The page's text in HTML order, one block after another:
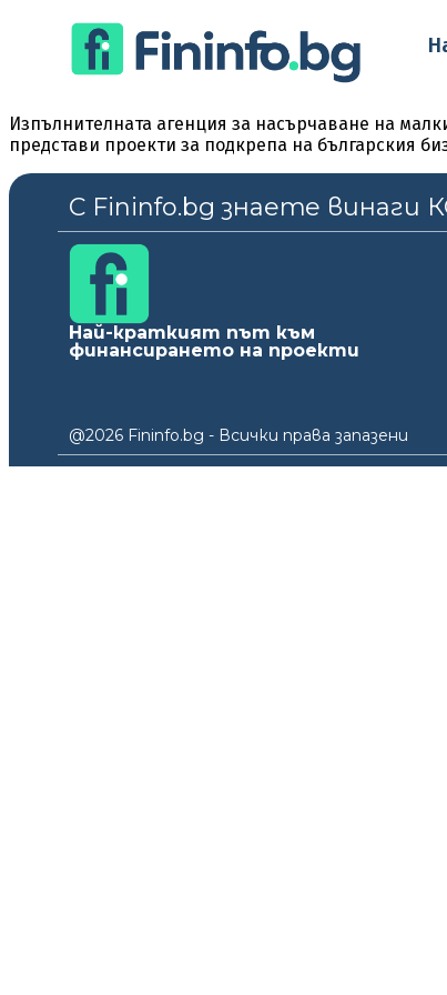
Изпълнителната агенция за насърчаване на
представи проекти за подкрепа на българския
С Fininfo.bg знаете винаги
Най-краткият път към
финансирането на проекти
@2026 Fininfo.bg - Всички права запазени